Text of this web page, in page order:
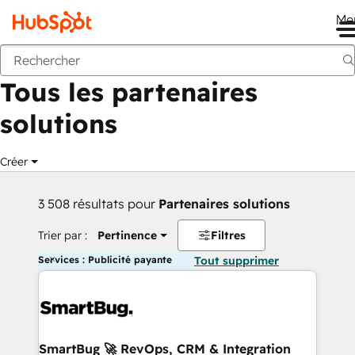
Retour
Tous les partenaires
solutions
Créer
3 508 résultats pour Partenaires solutions
Trier par : Pertinence Filtres
Services : Publicité payante Tout supprimer
SmartBug 🚀 RevOps, CRM & Integration